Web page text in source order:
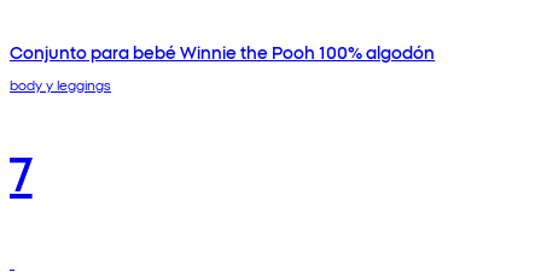
Conjunto para bebé Winnie the Pooh 100% algodón
body y leggings
7